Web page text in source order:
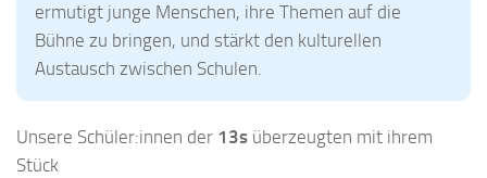
ermutigt junge Menschen, ihre Themen auf die
Bühne zu bringen, und stärkt den kulturellen
Austausch zwischen Schulen.
Unsere Schüler:innen der 13s überzeugten mit ihrem
Stück